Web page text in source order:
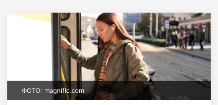
ФОТО: magnific.com